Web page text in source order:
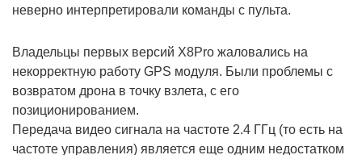
неверно интерпретировали команды с пульта.
Владельцы первых версий X8Pro жаловались на
некорректную работу GPS модуля. Были проблемы с
возвратом дрона в точку взлета, с его
позиционированием.
Передача видео сигнала на частоте 2.4 ГГц (то есть на
частоте управления) является еще одним недостатком